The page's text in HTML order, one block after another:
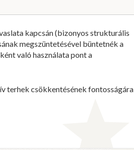
kapcsán (bizonyos strukturális
megszüntetésével büntetnék a
való használata pont a
terhek csökkentésének fontosságára